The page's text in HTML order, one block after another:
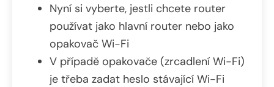
Nyní si vyberte, jestli chcete router
používat jako hlavní router nebo jako
opakovač Wi-Fi
V případě opakovače (zrcadlení Wi-Fi)
je třeba zadat heslo stávající Wi-Fi